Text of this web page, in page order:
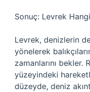
Sonuç: Levrek
Levrek, denizlerin
yönelerek
zamanlarını bekler.
yüzeyindeki
düzeyde, deniz